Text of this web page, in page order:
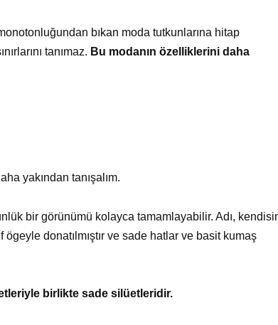
bıkan moda tutkunlarına hitap
tanımaz. Bu modanın özelliklerini daha
yakından tanışalım.
bir görünümü kolayca tamamlayabilir. Adı,
donatılmıştır ve sade hatlar ve basit kumaş
birlikte sade silüetleridir.